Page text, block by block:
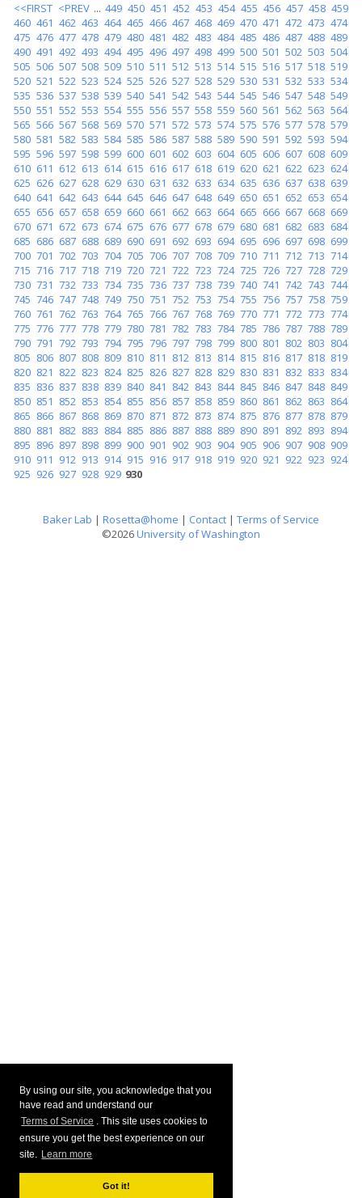
By using our site, you acknowledge that you
have read and understand our
Terms of Service . This site uses cookies to
ensure you get the best experience on our
site. Learn more
Got it!
<<FIRST <PREV ... 449 450 451 452 453 454 455 456 457 458 459
460 461 462 463 464 465 466 467 468 469 470 471 472 473 474
475 476 477 478 479 480 481 482 483 484 485 486 487 488 489
490 491 492 493 494 495 496 497 498 499 500 501 502 503 504
505 506 507 508 509 510 511 512 513 514 515 516 517 518 519
520 521 522 523 524 525 526 527 528 529 530 531 532 533 534
535 536 537 538 539 540 541 542 543 544 545 546 547 548 549
550 551 552 553 554 555 556 557 558 559 560 561 562 563 564
565 566 567 568 569 570 571 572 573 574 575 576 577 578 579
580 581 582 583 584 585 586 587 588 589 590 591 592 593 594
595 596 597 598 599 600 601 602 603 604 605 606 607 608 609
610 611 612 613 614 615 616 617 618 619 620 621 622 623 624
625 626 627 628 629 630 631 632 633 634 635 636 637 638 639
640 641 642 643 644 645 646 647 648 649 650 651 652 653 654
655 656 657 658 659 660 661 662 663 664 665 666 667 668 669
670 671 672 673 674 675 676 677 678 679 680 681 682 683 684
685 686 687 688 689 690 691 692 693 694 695 696 697 698 699
700 701 702 703 704 705 706 707 708 709 710 711 712 713 714
715 716 717 718 719 720 721 722 723 724 725 726 727 728 729
730 731 732 733 734 735 736 737 738 739 740 741 742 743 744
745 746 747 748 749 750 751 752 753 754 755 756 757 758 759
760 761 762 763 764 765 766 767 768 769 770 771 772 773 774
775 776 777 778 779 780 781 782 783 784 785 786 787 788 789
790 791 792 793 794 795 796 797 798 799 800 801 802 803 804
805 806 807 808 809 810 811 812 813 814 815 816 817 818 819
820 821 822 823 824 825 826 827 828 829 830 831 832 833 834
835 836 837 838 839 840 841 842 843 844 845 846 847 848 849
850 851 852 853 854 855 856 857 858 859 860 861 862 863 864
865 866 867 868 869 870 871 872 873 874 875 876 877 878 879
880 881 882 883 884 885 886 887 888 889 890 891 892 893 894
895 896 897 898 899 900 901 902 903 904 905 906 907 908 909
910 911 912 913 914 915 916 917 918 919 920 921 922 923 924
925 926 927 928 929 930
Baker Lab | Rosetta@home | Contact | Terms of Service
©2026University of Washington